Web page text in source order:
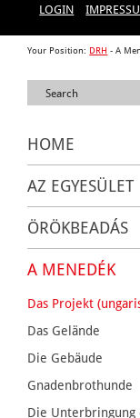
LOGIN
Your Position: DRH -A
HOME
AZ EGYESÜLET
ÖRÖKBEADÁS
A MENEDÉK
Das Projekt
Das Gelände
Die Gebäude
Gnadenbrothunde
Die Unterbringung